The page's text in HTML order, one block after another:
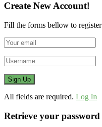
Create New Account!
Fill the forms bellow to register
All fields are required. Log In
Retrieve your password